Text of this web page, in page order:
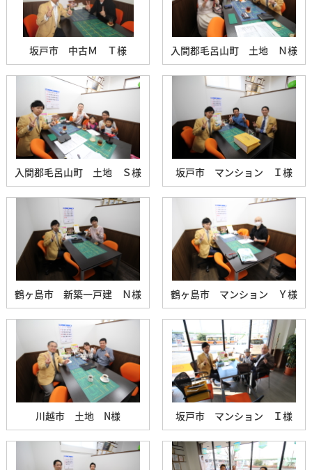
坂戸市 中古Ｍ Ｔ様 入間郡毛呂山町 土地 Ｎ様
入間郡毛呂山町 土地 Ｓ様 坂戸市 マンション Ｉ様
鶴ヶ島市 新築一戸建 Ｎ様 鶴ヶ島市 マンション Ｙ様
川越市 土地 N様 坂戸市 マンション Ｉ様